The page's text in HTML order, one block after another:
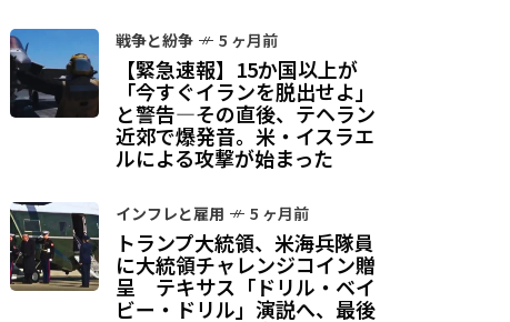
戦争と紛争 5 ヶ月前
【緊急速報】15か国以上が
「今すぐイランを脱出せよ」
と警告—その直後、テヘラン
近郊で爆発音。米・イスラエ
ルによる攻撃が始まった
インフレと雇用 5 ヶ月前
トランプ大統領、米海兵隊員
に大統領チャレンジコイン贈
呈 テキサス「ドリル・ベイ
ビー・ドリル」演説へ、最後